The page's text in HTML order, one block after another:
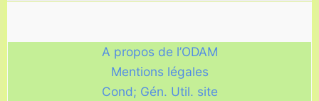
A propos de l’ODAM
Mentions légales
Cond; Gén. Util. site